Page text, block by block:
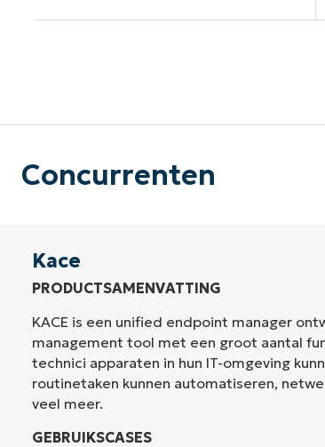
Concurrenten
Kace
PRODUCTSAMENVATTING
KACE is een unified endpoint manager
management tool met een groot aantal
technici apparaten in hun IT-omgeving
routinetaken kunnen automatiseren,
veel meer.
GEBRUIKSCASES